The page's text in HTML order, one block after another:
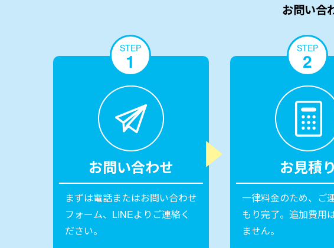
お問い合
STEP
1
お問い合わせ
まずは電話またはお問い合わせ
フォーム、LINEよりご連絡く
ださい。
STEP
2
お見積り
一律料金のため、ご
もり完了。追加費用
ません。